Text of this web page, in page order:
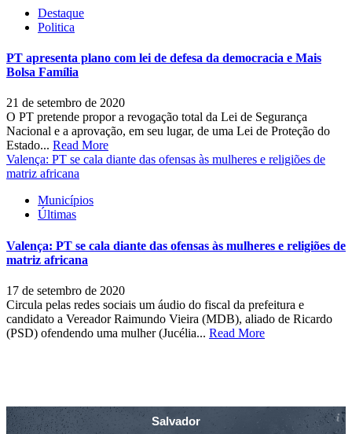
Destaque
Politica
PT apresenta plano com lei de defesa da democracia e Mais
Bolsa Família
21 de setembro de 2020
O PT pretende propor a revogação total da Lei de Segurança
Nacional e a aprovação, em seu lugar, de uma Lei de Proteção do
Estado... Read More
Valença: PT se cala diante das ofensas às mulheres e religiões de
matriz africana
Municípios
Últimas
Valença: PT se cala diante das ofensas às mulheres e religiões de
matriz africana
17 de setembro de 2020
Circula pelas redes sociais um áudio do fiscal da prefeitura e
candidato a Vereador Raimundo Vieira (MDB), aliado de Ricardo
(PSD) ofendendo uma mulher (Jucélia... Read More
Salvador